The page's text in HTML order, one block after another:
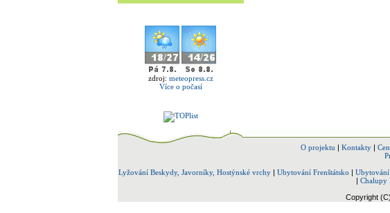
zdroj: meteopress.cz
Více o počasí
O projektu | Kontakty|
Lyžování Beskydy, Javorníky, Hostýnské vrchy | Ubytování Frenštátsko | Ubytování
| Chalupy
Copyright